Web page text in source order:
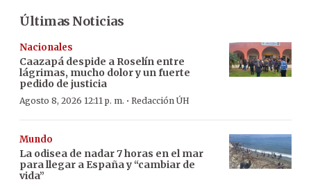
Últimas Noticias
Nacionales
Caazapá despide a Roselín entre
lágrimas, mucho dolor y un fuerte
pedido de justicia
Agosto 8, 2026 12:11 p. m. · Redacción ÚH
Mundo
La odisea de nadar 7 horas en el mar
para llegar a España y “cambiar de
vida”